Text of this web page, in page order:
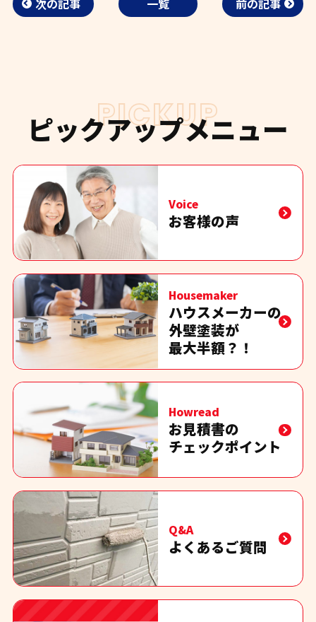
次の記事 一覧 前の記事
PICKUP
ピックアップメニュー
Voice
お客様の声
Housemaker
ハウスメーカーの
外壁塗装が
最大半額？！
Howread
お見積書の
チェックポイント
Q&A
よくあるご質問